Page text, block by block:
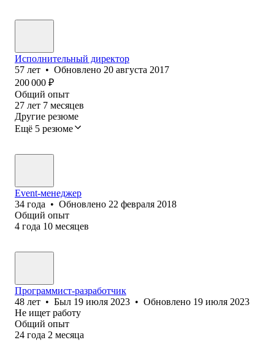
Исполнительный директор
57 лет • Обновлено 20 августа 2017
200 000 ₽
Общий опыт
27 лет 7 месяцев
Другие резюме
Ещё 5 резюме
Event-менеджер
34 года • Обновлено 22 февраля 2018
Общий опыт
4 года 10 месяцев
Программист-разработчик
48 лет • Был 19 июля 2023 • Обновлено 19 июля 2023
Не ищет работу
Общий опыт
24 года 2 месяца